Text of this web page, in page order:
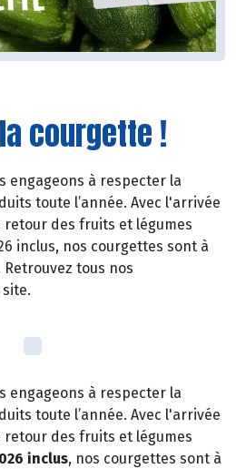
courgette !
engageons à respecter la
toute l’année. Avec l'arrivée
retour des fruits et légumes
inclus, nos courgettes sont à
Retrouvez tous nos
engageons à respecter la
toute l’année. Avec l'arrivée
retour des fruits et légumes
inclus, nos courgettes sont à